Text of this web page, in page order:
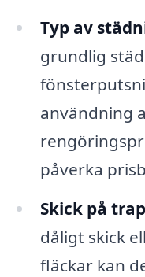
Typ av
grundlig
användning
påverka
Skick på
dåligt skick
fläckar kan